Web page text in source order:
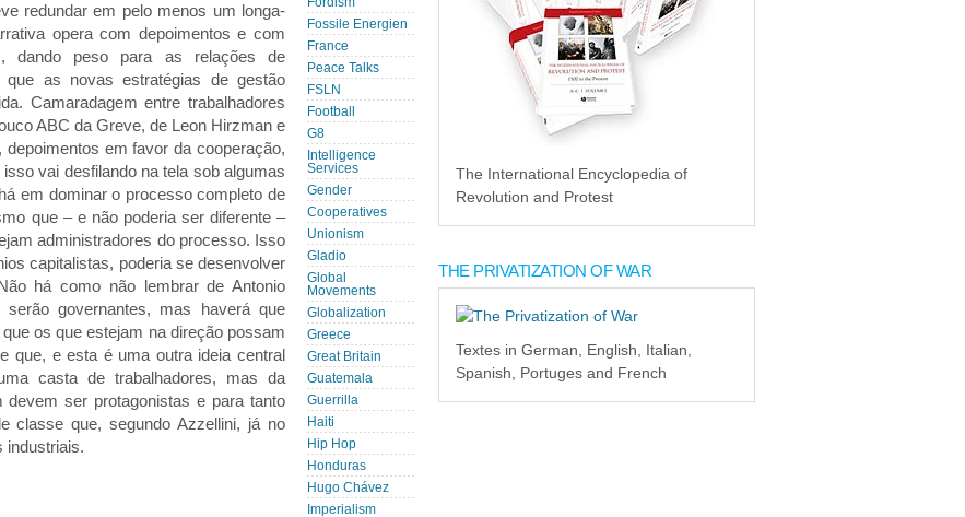
redundar em pelo menos um longa-
opera com depoimentos e com
dando peso para as relações de
as novas estratégias de gestão
Camaradagem entre trabalhadores
ABC da Greve, de Leon Hirzman e
em favor da cooperação,
vai desfilando na tela sob algumas
em dominar o processo completo de
que – e não poderia ser diferente –
administradores do processo. Isso
capitalistas, poderia se desenvolver
há como não lembrar de Antonio
governantes, mas haverá que
os que estejam na direção possam
que, e esta é uma outra ideia central
casta de trabalhadores, mas da
ser protagonistas e para tanto
classe que, segundo Azzellini, já no
industriais.
Fossile Energien
France
Peace Talks
FSLN
Football
G8
Intelligence
Services
Gender
Cooperatives
Unionism
Gladio
Global
Movements
Globalization
Greece
Great Britain
Guatemala
Guerrilla
Haiti
Hip Hop
Honduras
Hugo Chávez
Imperialism
The International Encyclopedia of
Revolution and Protest
THE PRIVATIZATION OF WAR
Textes in German, English, Italian,
Spanish, Portuges and French